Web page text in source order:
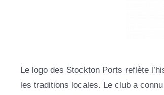
Le logo des Stockton Ports reflète
les traditions locales. Le club a